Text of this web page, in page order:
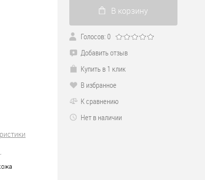
В корзину
Голосов: 0
Добавить отзыв
Купить в 1 клик
В избранное
К сравнению
Нет в наличии